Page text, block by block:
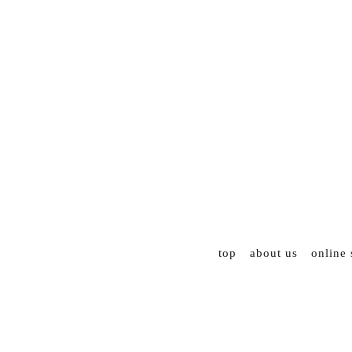
top about us online